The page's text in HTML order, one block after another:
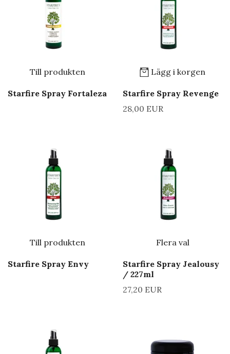
Till produkten
Starfire Spray Fortaleza
Lägg i korgen
Starfire Spray Revenge
28,00 EUR
Till produkten
Starfire Spray Envy
Flera val
Starfire Spray Jealousy
/ 227ml
27,20 EUR